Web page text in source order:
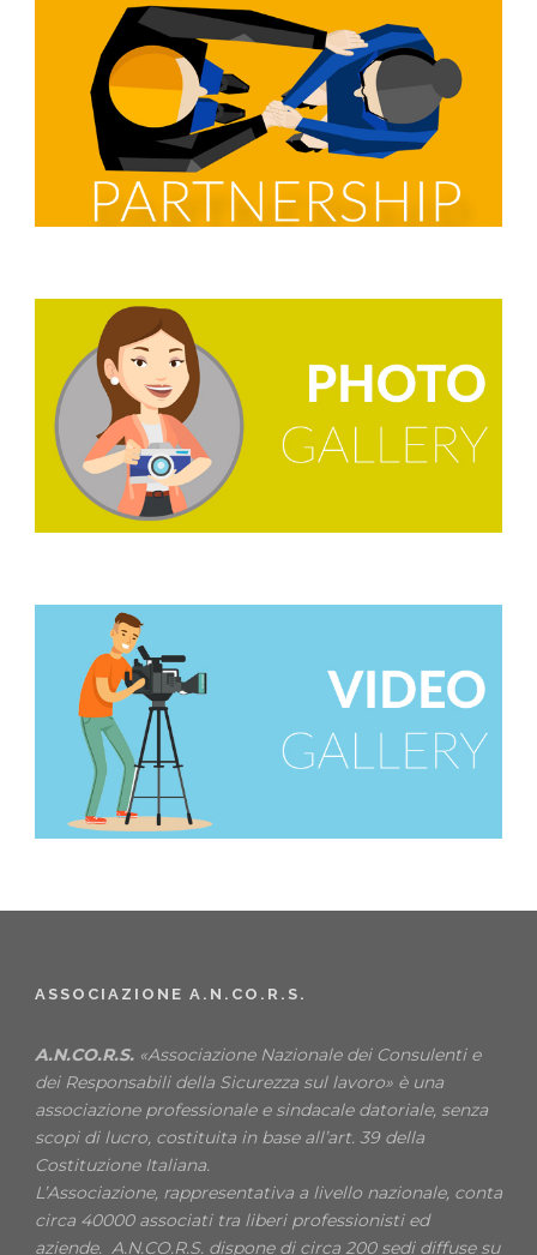
ASSOCIAZIONE A.N.CO.R.S.
A.N.CO.R.S. «Associazione Nazionale dei Consulenti e
dei Responsabili della Sicurezza sul lavoro» è una
associazione professionale e sindacale datoriale, senza
scopi di lucro, costituita in base all’art. 39 della
Costituzione Italiana.
L’Associazione, rappresentativa a livello nazionale, conta
circa 40000 associati tra liberi professionisti ed
aziende. A.N.CO.R.S. dispone di circa 200 sedi diffuse su